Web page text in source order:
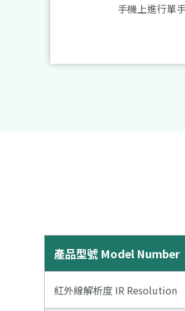
手機上進行單
產品型號 Model Number
紅外線解析度 IR Resolution